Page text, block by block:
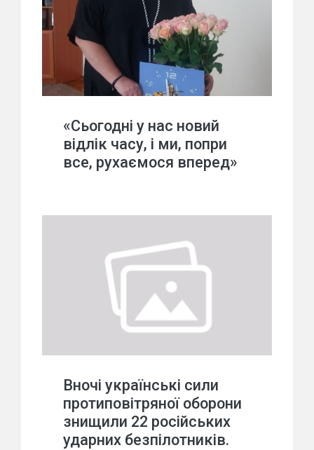
«Сьогодні у нас новий
відлік часу, і ми, попри
все, рухаємося вперед»
Вночі українські сили
протиповітряної оборони
знищили 22 російських
ударних безпілотників.